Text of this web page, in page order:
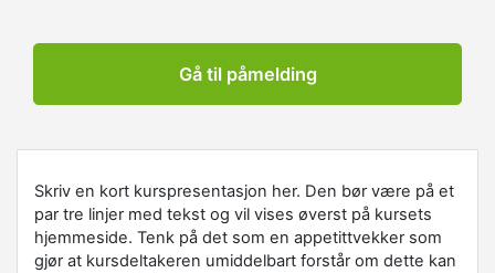
Gå til påmelding
Skriv en kort kurspresentasjon her. Den bør være på et
par tre linjer med tekst og vil vises øverst på kursets
hjemmeside. Tenk på det som en appetittvekker som
gjør at kursdeltakeren umiddelbart forstår om dette kan